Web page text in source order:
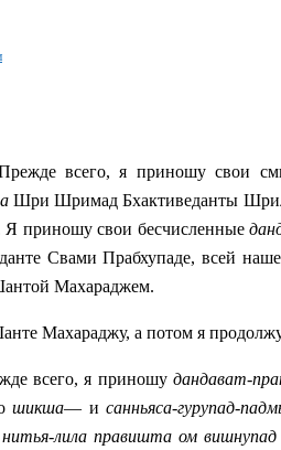
всего, я приношу свои
Шри Шримад Бхактиведанты
приношу свои бесчисленные
Свами Прабхупаде, всей
Махараджем.
Махараджу, а потом я
всего, я приношу дандават-
шикша— исанньяса-гурупад-
нитья-лила правишта ом